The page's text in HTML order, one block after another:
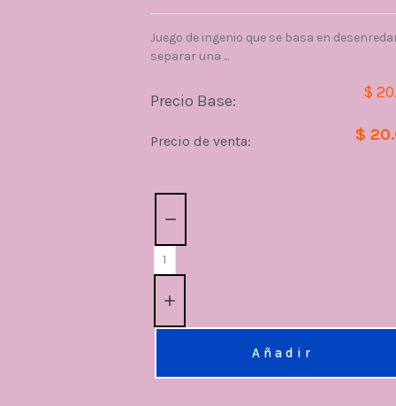
Juego de ingenio que se basa en
separar una ...
Precio Base: $
Precio de venta: $
Añadir